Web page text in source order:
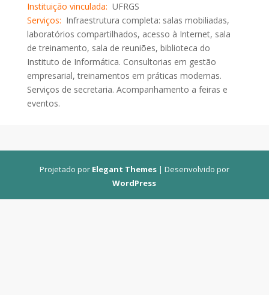
Instituição vinculada: UFRGS
Serviços: Infraestrutura completa: salas mobiliadas,
laboratórios compartilhados, acesso à Internet, sala
de treinamento, sala de reuniões, biblioteca do
Instituto de Informática. Consultorias em gestão
empresarial, treinamentos em práticas modernas.
Serviços de secretaria. Acompanhamento a feiras e
eventos.
Projetado por Elegant Themes| Desenvolvido por
WordPress